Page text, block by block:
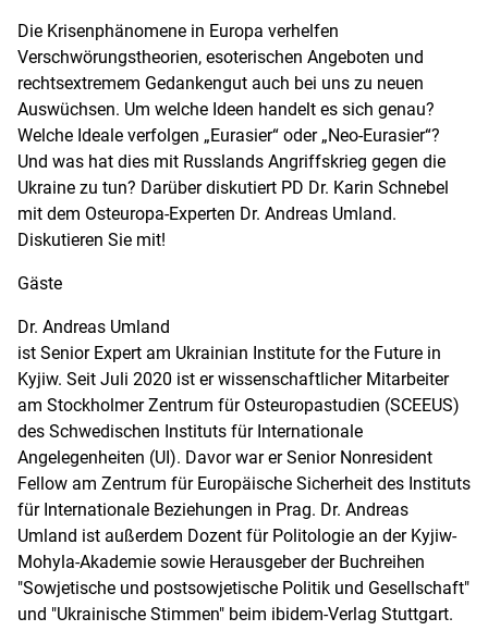
Die Krisenphänomene in Europa verhelfen
Verschwörungstheorien, esoterischen Angeboten und
rechtsextremem Gedankengut auch bei uns zu neuen
Auswüchsen. Um welche Ideen handelt es sich genau?
Welche Ideale verfolgen „Eurasier“ oder „Neo-Eurasier“?
Und was hat dies mit Russlands Angriffskrieg gegen die
Ukraine zu tun? Darüber diskutiert PD Dr. Karin Schnebel
mit dem Osteuropa-Experten Dr. Andreas Umland.
Diskutieren Sie mit!
Gäste
Dr. Andreas Umland
ist Senior Expert am Ukrainian Institute for the Future in
Kyjiw. Seit Juli 2020 ist er wissenschaftlicher Mitarbeiter
am Stockholmer Zentrum für Osteuropastudien (SCEEUS)
des Schwedischen Instituts für Internationale
Angelegenheiten (UI). Davor war er Senior Nonresident
Fellow am Zentrum für Europäische Sicherheit des Instituts
für Internationale Beziehungen in Prag. Dr. Andreas
Umland ist außerdem Dozent für Politologie an der Kyjiw-
Mohyla-Akademie sowie Herausgeber der Buchreihen
"Sowjetische und postsowjetische Politik und Gesellschaft"
und "Ukrainische Stimmen" beim ibidem-Verlag Stuttgart.